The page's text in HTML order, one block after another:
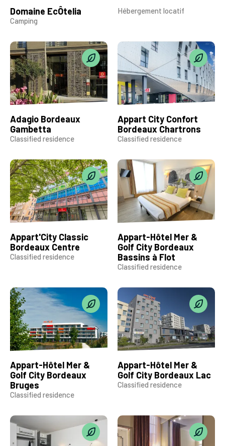
Domaine EcÔtelia
Camping
Hébergement locatif
Adagio Bordeaux
Gambetta
Classified residence
Appart City Confort
Bordeaux Chartrons
Classified residence
Appart'City Classic
Bordeaux Centre
Classified residence
Appart-Hôtel Mer &
Golf City Bordeaux
Bassins à Flot
Classified residence
Appart-Hôtel Mer &
Golf City Bordeaux
Bruges
Classified residence
Appart-Hôtel Mer &
Golf City Bordeaux Lac
Classified residence